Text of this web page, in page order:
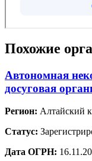
Похожие
Автономная
досуговая
Регион: Алтайский
Статус:
Дата ОГРН: